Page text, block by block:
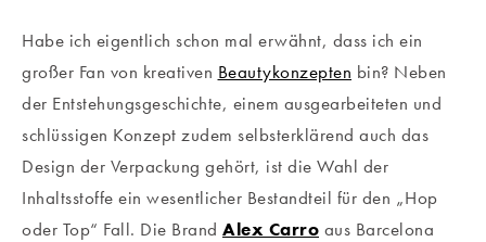
Habe ich eigentlich schon mal erwähnt, dass ich ein
großer Fan von kreativen Beautykonzepten bin? Neben
der Entstehungsgeschichte, einem ausgearbeiteten und
schlüssigen Konzept zudem selbsterklärend auch das
Design der Verpackung gehört, ist die Wahl der
Inhaltsstoffe ein wesentlicher Bestandteil für den „Hop
oder Top“ Fall. Die Brand Alex Carro aus Barcelona